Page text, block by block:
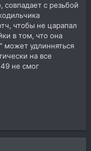
совпадает с резьбой
чтобы не царапал
в том, что она
может удлинняться
на все
не смог